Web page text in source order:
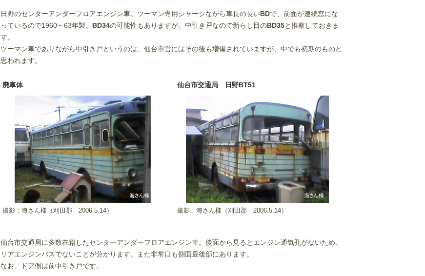
日野のセンターアンダーフロアエンジン車。ツーマン専用シャーシながら車長の長いBDで、前面が連続窓にな
っているので1960～63年製。 BD34の可能性もありますが、中引き戸なので新らし目のBD35と推察しておきま
す。
ツーマン車でありながら中引き戸というのは、仙台市営にはその後も増備されていますが、中でも初期のものと
思われます。
廃車体
撮影：海さん様（刈田郡 2006.5.14）
仙台市交通局 日野BT51
撮影：海さん様（刈田郡 2006.5.14）
仙台市交通局に多数在籍したセンターアンダーフロアエンジン車。後面から見るとエンジン通気孔がないため、
リアエンジンバスでないことが分かります。また非常口も側面最後部にあります。
なお、ドア側は前中引き戸です。